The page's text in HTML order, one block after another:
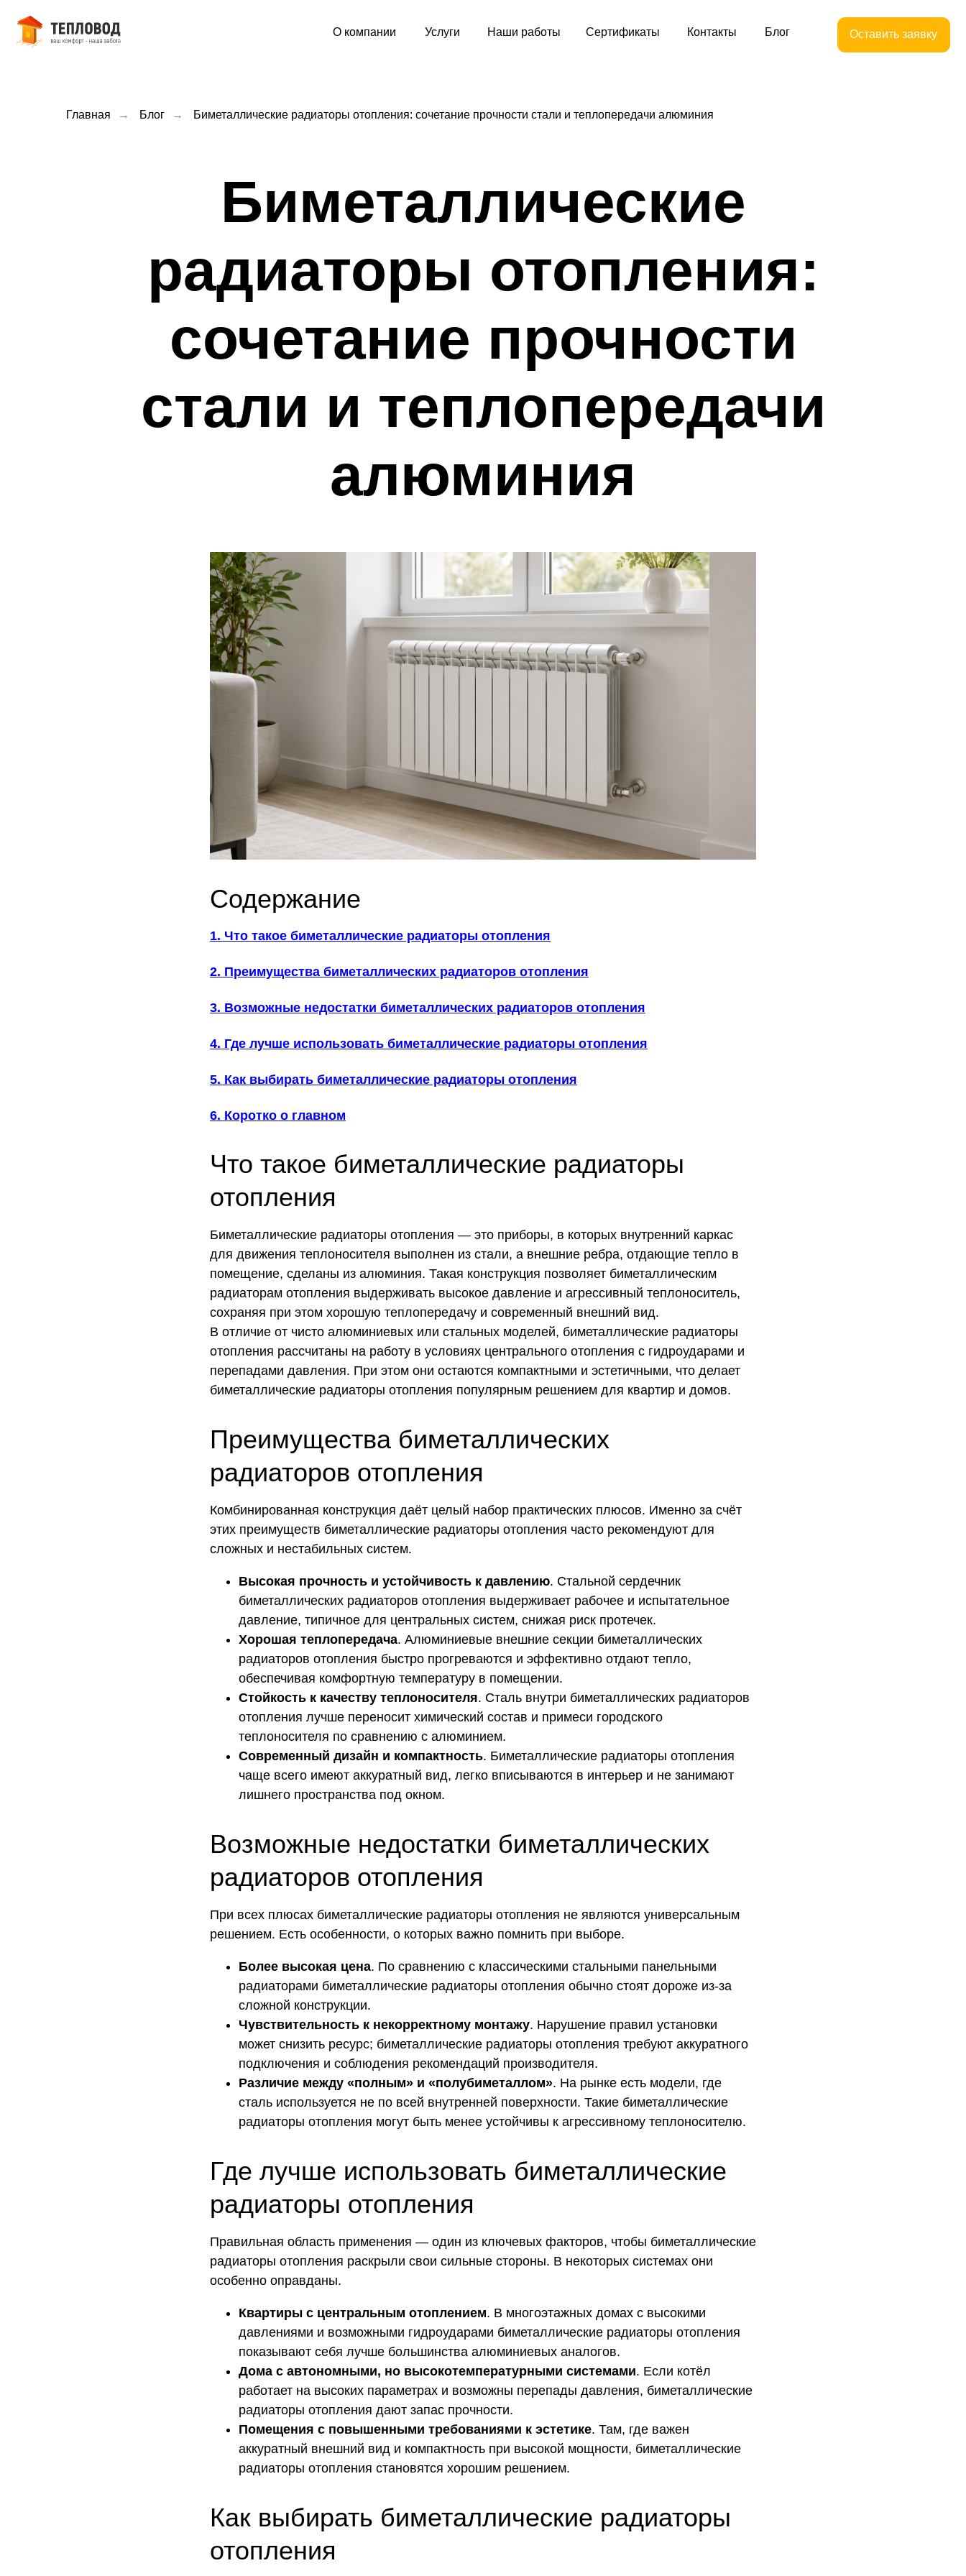
Наши работы Контакты Блог
Сертификаты
Услуги
О компании Оставить заявку
Главная → Блог → Биметаллические радиаторы отопления: сочетание прочности стали и теплопередачи алюминия
Биметаллические
радиаторы отопления:
сочетание прочности
стали и теплопередачи
алюминия
Содержание
1. Что такое биметаллические радиаторы отопления
2. Преимущества биметаллических радиаторов отопления
3. Возможные недостатки биметаллических радиаторов отопления
4. Где лучше использовать биметаллические радиаторы отопления
5. Как выбирать биметаллические радиаторы отопления
6. Коротко о главном
Что такое биметаллические радиаторы
отопления
Биметаллические радиаторы отопления — это приборы, в которых внутренний каркас
для движения теплоносителя выполнен из стали, а внешние ребра, отдающие тепло в
помещение, сделаны из алюминия. Такая конструкция позволяет биметаллическим
радиаторам отопления выдерживать высокое давление и агрессивный теплоноситель,
сохраняя при этом хорошую теплопередачу и современный внешний вид.
В отличие от чисто алюминиевых или стальных моделей, биметаллические радиаторы
отопления рассчитаны на работу в условиях центрального отопления с гидроударами и
перепадами давления. При этом они остаются компактными и эстетичными, что делает
биметаллические радиаторы отопления популярным решением для квартир и домов.
Преимущества биметаллических
радиаторов отопления
Комбинированная конструкция даёт целый набор практических плюсов. Именно за счёт
этих преимуществ биметаллические радиаторы отопления часто рекомендуют для
сложных и нестабильных систем.
Высокая прочность и устойчивость к давлению. Стальной сердечник
биметаллических радиаторов отопления выдерживает рабочее и испытательное
давление, типичное для центральных систем, снижая риск протечек.
Хорошая теплопередача. Алюминиевые внешние секции биметаллических
радиаторов отопления быстро прогреваются и эффективно отдают тепло,
обеспечивая комфортную температуру в помещении.
Стойкость к качеству теплоносителя. Сталь внутри биметаллических радиаторов
отопления лучше переносит химический состав и примеси городского
теплоносителя по сравнению с алюминием.
Современный дизайн и компактность. Биметаллические радиаторы отопления
чаще всего имеют аккуратный вид, легко вписываются в интерьер и не занимают
лишнего пространства под окном.
Возможные недостатки биметаллических
радиаторов отопления
При всех плюсах биметаллические радиаторы отопления не являются универсальным
решением. Есть особенности, о которых важно помнить при выборе.
Более высокая цена. По сравнению с классическими стальными панельными
радиаторами биметаллические радиаторы отопления обычно стоят дороже из‑за
сложной конструкции.
Чувствительность к некорректному монтажу. Нарушение правил установки
может снизить ресурс; биметаллические радиаторы отопления требуют аккуратного
подключения и соблюдения рекомендаций производителя.
Различие между «полным» и «полубиметаллом». На рынке есть модели, где
сталь используется не по всей внутренней поверхности. Такие биметаллические
радиаторы отопления могут быть менее устойчивы к агрессивному теплоносителю.
Где лучше использовать биметаллические
радиаторы отопления
Правильная область применения — один из ключевых факторов, чтобы биметаллические
радиаторы отопления раскрыли свои сильные стороны. В некоторых системах они
особенно оправданы.
Квартиры с центральным отоплением. В многоэтажных домах с высокими
давлениями и возможными гидроударами биметаллические радиаторы отопления
показывают себя лучше большинства алюминиевых аналогов.
Дома с автономными, но высокотемпературными системами. Если котёл
работает на высоких параметрах и возможны перепады давления, биметаллические
радиаторы отопления дают запас прочности.
Помещения с повышенными требованиями к эстетике. Там, где важен
аккуратный внешний вид и компактность при высокой мощности, биметаллические
радиаторы отопления становятся хорошим решением.
Как выбирать биметаллические радиаторы
отопления